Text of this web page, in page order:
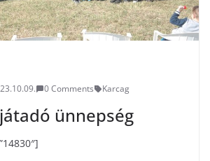
0 Comments Karcag
ünnepség